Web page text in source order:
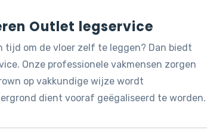
Outlet legservice
tijd om de vloer zelf te leggen? Dan biedt
Onze professionele vakmensen zorgen
op vakkundige wijze wordt
dient vooraf geëgaliseerd te worden.